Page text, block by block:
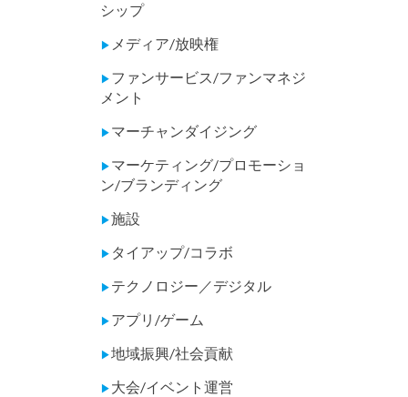
シップ
▶ メディア/放映権
▶ ファンサービス/ファンマネジ
メント
▶ マーチャンダイジング
▶ マーケティング/プロモーショ
ン/ブランディング
▶施設
▶ タイアップ/コラボ
▶ テクノロジー／デジタル
▶ アプリ/ゲーム
▶地域振興/社会貢献
▶ 大会/イベント運営